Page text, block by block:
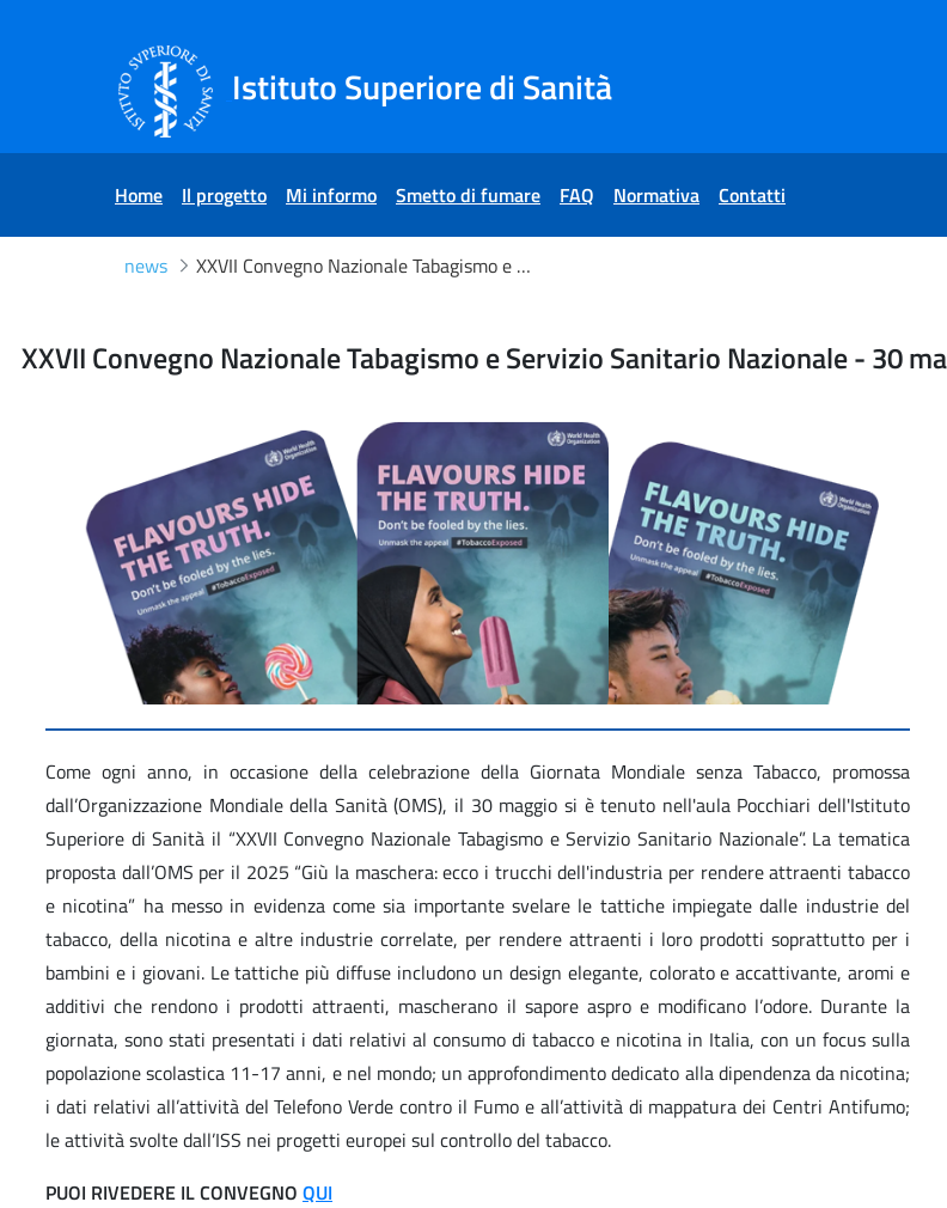
Istituto Superiore di Sanità
Home Il progetto Mi informo Smetto di fumare FAQ Normativa Contatti
news XXVII Convegno Nazionale Tabagismo e Servizio Sanitario Nazionale - 30 maggio 2025
XXVII Convegno Nazionale Tabagismo e
XXVII Convegno Nazionale Tabagismo e Servizio Sanitario Nazionale - 30
Come ogni anno, in occasione della celebrazione della Giornata Mondiale senza Tabacco, promossa
dall’Organizzazione Mondiale della Sanità (OMS), il 30 maggio si è tenuto nell'aula Pocchiari dell'Istituto
Superiore di Sanità il “XXVII Convegno Nazionale Tabagismo e Servizio Sanitario Nazionale”. La tematica
proposta dall’OMS per il 2025 “Giù la maschera: ecco i trucchi dell'industria per rendere attraenti tabacco
e nicotina” ha messo in evidenza come sia importante svelare le tattiche impiegate dalle industrie del
tabacco, della nicotina e altre industrie correlate, per rendere attraenti i loro prodotti soprattutto per i
bambini e i giovani. Le tattiche più diffuse includono un design elegante, colorato e accattivante, aromi e
additivi che rendono i prodotti attraenti, mascherano il sapore aspro e modificano l’odore. Durante la
giornata, sono stati presentati i dati relativi al consumo di tabacco e nicotina in Italia, con un focus sulla
popolazione scolastica 11-17 anni, e nel mondo; un approfondimento dedicato alla dipendenza da nicotina;
i dati relativi all’attività del Telefono Verde contro il Fumo e all’attività di mappatura dei Centri Antifumo;
le attività svolte dall’ISS nei progetti europei sul controllo del tabacco.
PUOI RIVEDERE IL CONVEGNO QUI